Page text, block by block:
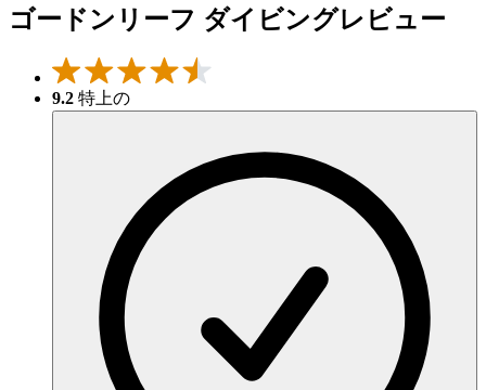
ゴードンリーフ ダイビングレビュー
9.2 特上の